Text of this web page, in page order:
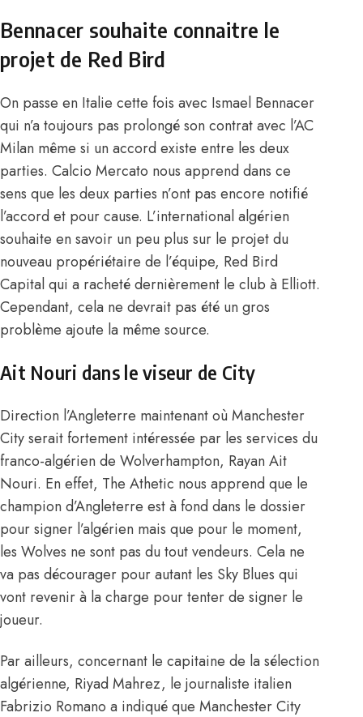
Bennacer souhaite connaitre le
projet de Red Bird
On passe en Italie cette fois avec Ismael Bennacer
qui n’a toujours pas prolongé son contrat avec l’AC
Milan même si un accord existe entre les deux
parties. Calcio Mercato nous apprend dans ce
sens que les deux parties n’ont pas encore notifié
l’accord et pour cause. L’international algérien
souhaite en savoir un peu plus sur le projet du
nouveau propériétaire de l’équipe, Red Bird
Capital qui a racheté dernièrement le club à Elliott.
Cependant, cela ne devrait pas été un gros
problème ajoute la même source.
Ait Nouri dans le viseur de City
Direction l’Angleterre maintenant où Manchester
City serait fortement intéressée par les services du
franco-algérien de Wolverhampton, Rayan Ait
Nouri. En effet, The Athetic nous apprend que le
champion d’Angleterre est à fond dans le dossier
pour signer l’algérien mais que pour le moment,
les Wolves ne sont pas du tout vendeurs. Cela ne
va pas décourager pour autant les Sky Blues qui
vont revenir à la charge pour tenter de signer le
joueur.
Par ailleurs, concernant le capitaine de la sélection
algérienne, Riyad Mahrez, le journaliste italien
Fabrizio Romano a indiqué que Manchester City